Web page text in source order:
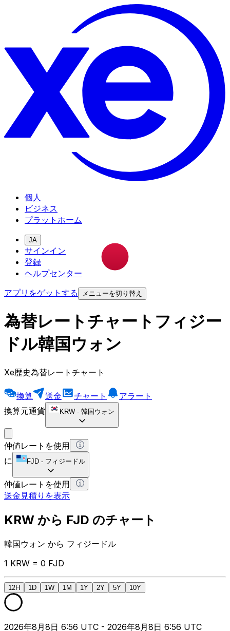
個人
ビジネス
プラットホーム
JA
サインイン
登録
ヘルプセンター
アプリをゲットする
メニューを切り替え
為替レートチャートフィジー
ドル韓国ウォン
Xe歴史為替レートチャート
換算 送金 チャート
アラート
換算元通貨
KRW - 韓国ウォン
仲値レートを使用
に
FJD - フィジードル
仲値レートを使用
送金見積りを表示
KRW から FJD のチャート
韓国ウォン から フィジードル
1 KRW = 0 FJD
12H 1D 1W 1M 1Y 2Y 5Y 10Y
2026年8月8日 6:56 UTC - 2026年8月8日 6:56 UTC